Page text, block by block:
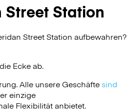
Station
Street Station aufbewahren?
Ecke ab.
Alle unsere Geschäftesind
einzige
Flexibilität anbietet.